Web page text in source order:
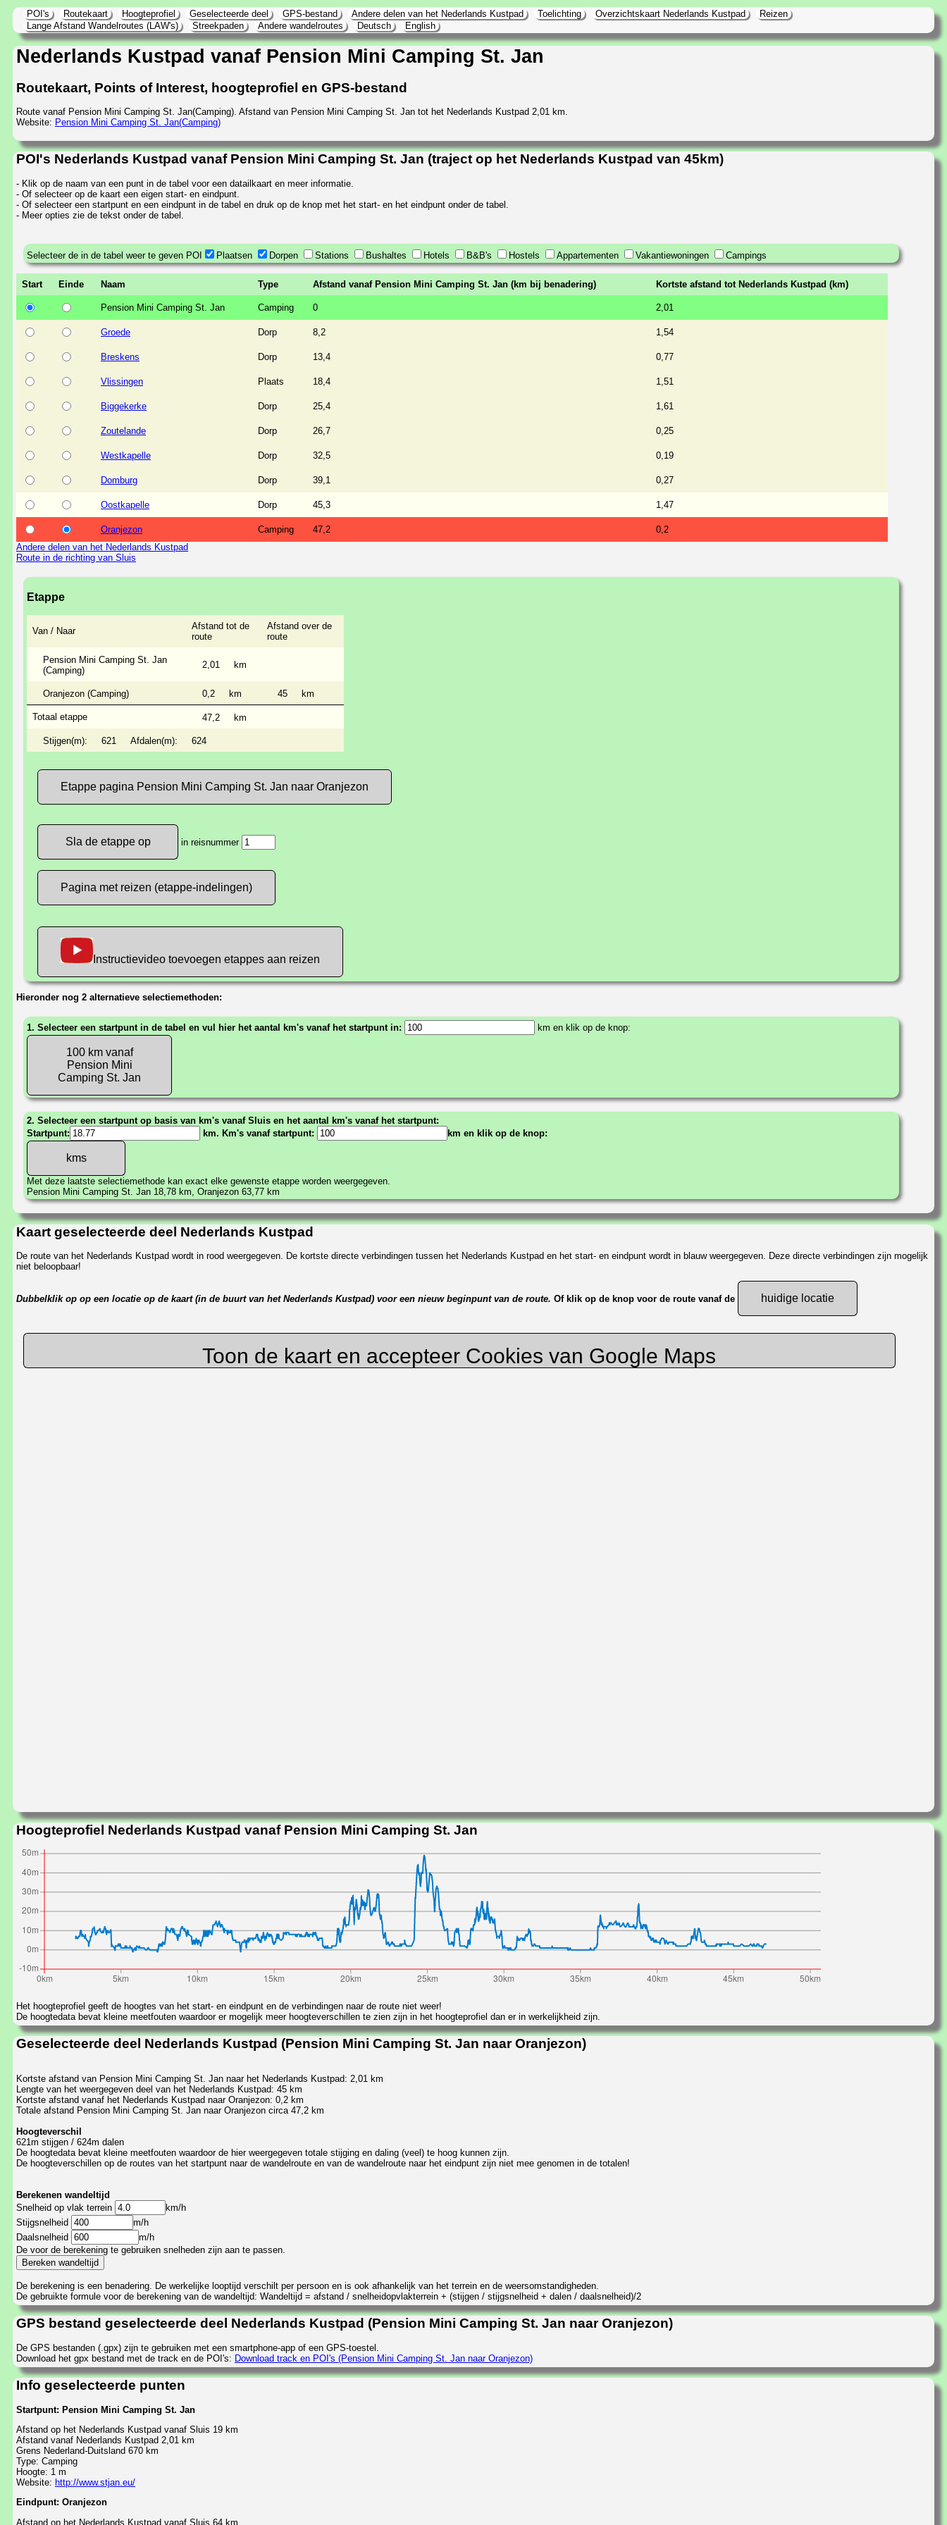
POI's Routekaart Hoogteprofiel Geselecteerde deel GPS-bestand Andere delen van het Nederlands Kustpad Toelichting Overzichtskaart Nederlands Kustpad
Reizen
Lange Afstand Wandelroutes (LAW's)
Streekpaden Andere wandelroutes Deutsch English
Nederlands Kustpad vanaf Pension Mini Camping St. Jan
Routekaart, Points of Interest, hoogteprofiel en GPS-bestand
Route vanaf Pension Mini Camping St. Jan(Camping). Afstand van Pension Mini Camping St. Jan tot het Nederlands Kustpad 2,01 km.
Website: Pension Mini Camping St. Jan(Camping)
POI's Nederlands Kustpad vanaf Pension Mini Camping St. Jan (traject op het Nederlands Kustpad van 45km)
- Klik op de naam van een punt in de tabel voor een datailkaart en meer informatie.
- Of selecteer op de kaart een eigen start- en eindpunt.
- Of selecteer een startpunt en een eindpunt in de tabel en druk op de knop met het start- en het eindpunt onder de tabel.
- Meer opties zie de tekst onder de tabel.
Selecteer de in de tabel weer te geven POI Plaatsen Dorpen Stations Bushaltes Hotels B&B's Hostels Appartementen Vakantiewoningen Campings
Start Einde Naam Type Afstand vanaf Pension Mini Camping St. Jan (km bij benadering) Kortste afstand tot Nederlands Kustpad (km)
Pension Mini Camping St. Jan Camping 0 2,01
Groede Dorp 8,2 1,54
Breskens Dorp 13,4 0,77
Vlissingen Plaats 18,4 1,51
Biggekerke Dorp 25,4 1,61
Zoutelande Dorp 26,7 0,25
Westkapelle Dorp 32,5 0,19
Domburg Dorp 39,1 0,27
Oostkapelle Dorp 45,3 1,47
Oranjezon Camping 47,2
0,2
Andere delen van het Nederlands Kustpad
Route in de richting van Sluis
Etappe
Van / Naar
Afstand tot de
route
Afstand over de
route
Pension Mini Camping St. Jan
(Camping)
2,01 km
Oranjezon (Camping) 0,2 km 45 km
Totaal etappe 47,2 km
Stijgen(m): 621 Afdalen(m): 624
Etappe pagina Pension Mini Camping St. Jan naar Oranjezon
in reisnummer
Pagina met reizen (etappe-indelingen)
Instructievideo toevoegen etappes aan reizen
Hieronder nog 2 alternatieve selectiemethoden:
1. Selecteer een startpunt in de tabel en vul hier het aantal km's vanaf het startpunt in: km en klik op de knop:
100 km vanaf
Pension Mini
Camping St. Jan
2. Selecteer een startpunt op basis van km's vanaf Sluis en het aantal km's vanaf het startpunt:
Startpunt:
km. Km's vanaf startpunt: km en klik op de knop:
Met deze laatste selectiemethode kan exact elke gewenste etappe worden weergegeven.
Pension Mini Camping St. Jan 18,78 km, Oranjezon 63,77 km
Kaart geselecteerde deel Nederlands Kustpad
De route van het Nederlands Kustpad wordt in rood weergegeven. De kortste directe verbindingen tussen het Nederlands Kustpad en het start- en eindpunt wordt in blauw weergegeven. Deze directe verbindingen zijn mogelijk
niet beloopbaar!
Dubbelklik op op een locatie op de kaart (in de buurt van het Nederlands Kustpad) voor een nieuw beginpunt van de route. Of klik op de knop voor de route vanaf de huidige locatie
Toon de kaart en accepteer Cookies van Google Maps
Hoogteprofiel Nederlands Kustpad vanaf Pension Mini Camping St. Jan
Het hoogteprofiel geeft de hoogtes van het start- en eindpunt en de verbindingen naar de route niet weer!
De hoogtedata bevat kleine meetfouten waardoor er mogelijk meer hoogteverschillen te zien zijn in het hoogteprofiel dan er in werkelijkheid zijn.
Geselecteerde deel Nederlands Kustpad (Pension Mini Camping St. Jan naar Oranjezon)
Kortste afstand van Pension Mini Camping St. Jan naar het Nederlands Kustpad: 2,01 km
Lengte van het weergegeven deel van het Nederlands Kustpad: 45 km
Kortste afstand vanaf het Nederlands Kustpad naar Oranjezon: 0,2 km
Totale afstand Pension Mini Camping St. Jan naar Oranjezon circa 47,2 km
Hoogteverschil
621m stijgen / 624m dalen
De hoogtedata bevat kleine meetfouten waardoor de hier weergegeven totale stijging en daling (veel) te hoog kunnen zijn.
De hoogteverschillen op de routes van het startpunt naar de wandelroute en van de wandelroute naar het eindpunt zijn niet mee genomen in de totalen!
Berekenen wandeltijd
Snelheid op vlak terrein
km/h
Stijgsnelheid
m/h
Daalsnelheid
m/h
De voor de berekening te gebruiken snelheden zijn aan te passen.
De berekening is een benadering. De werkelijke looptijd verschilt per persoon en is ook afhankelijk van het terrein en de weersomstandigheden.
De gebruikte formule voor de berekening van de wandeltijd: Wandeltijd = afstand / snelheidopvlakterrein + (stijgen / stijgsnelheid + dalen / daalsnelheid)/2
GPS bestand geselecteerde deel Nederlands Kustpad (Pension Mini Camping St. Jan naar Oranjezon)
De GPS bestanden (.gpx) zijn te gebruiken met een smartphone-app of een GPS-toestel.
Download het gpx bestand met de track en de POI's: Download track en POI's (Pension Mini Camping St. Jan naar Oranjezon)
Info geselecteerde punten
Startpunt: Pension Mini Camping St. Jan
Afstand op het Nederlands Kustpad vanaf Sluis 19 km
Afstand vanaf Nederlands Kustpad 2,01 km
Grens Nederland-Duitsland 670 km
Type: Camping
Hoogte: 1 m
Website: http://www.stjan.eu/
Eindpunt: Oranjezon
Afstand op het Nederlands Kustpad vanaf Sluis 64 km